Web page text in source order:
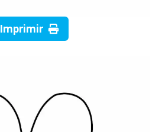
Imprimir